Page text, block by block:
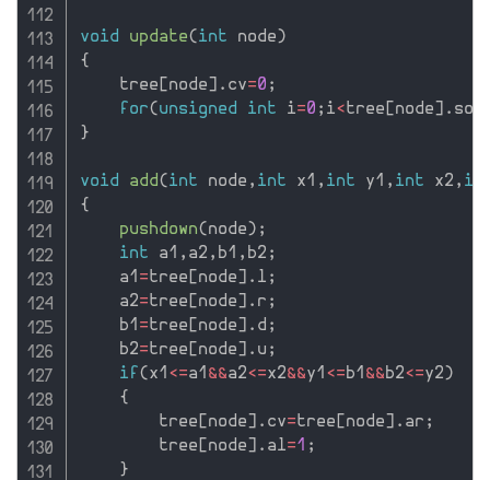
void update(int node)
{
    tree
[node] . cv=0 ;
for(unsigned int i=0 ; i<tree [node] . son
}
void add(int node , int x1 , int y1 , int x2 ,
{
pushdown(node) ;
int a1 , a2 , b1 , b2 ;
    a1
=tree [node] . l ;
    a2
=tree [node] . r ;
    b1
=tree [node] . d ;
    b2
=tree [node] . u ;
if (x1 <=a1 &&a2<=x2&&y1 <=b1 &&b2<=y2)
{
        tree
[node] . cv=tree [node] . ar ;
        tree
[node] . al=1 ;
}